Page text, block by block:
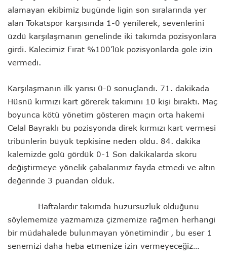
alamayan ekibimiz bugünde ligin son sıralarında yer
alan Tokatspor karşısında 1-0 yenilerek, sevenlerini
üzdü karşılaşmanın genelinde iki takımda pozisyonlara
girdi. Kalecimiz Fırat %100’lük pozisyonlarda gole izin
vermedi.
Karşılaşmanın ilk yarısı 0-0 sonuçlandı. 71. dakikada
Hüsnü kırmızı kart görerek takımını 10 kişi bıraktı. Maç
boyunca kötü yönetim gösteren maçın orta hakemi
Celal Bayraklı bu pozisyonda direk kırmızı kart vermesi
tribünlerin büyük tepkisine neden oldu. 84. dakika
kalemizde golü gördük 0-1 Son dakikalarda skoru
değiştirmeye yönelik çabalarımız fayda etmedi ve altın
değerinde 3 puandan olduk.
Haftalardır takımda huzursuzluk olduğunu
söylememize yazmamıza çizmemize rağmen herhangi
bir müdahalede bulunmayan yönetimindir , bu eser 1
senemizi daha heba etmenize izin vermeyeceğiz…